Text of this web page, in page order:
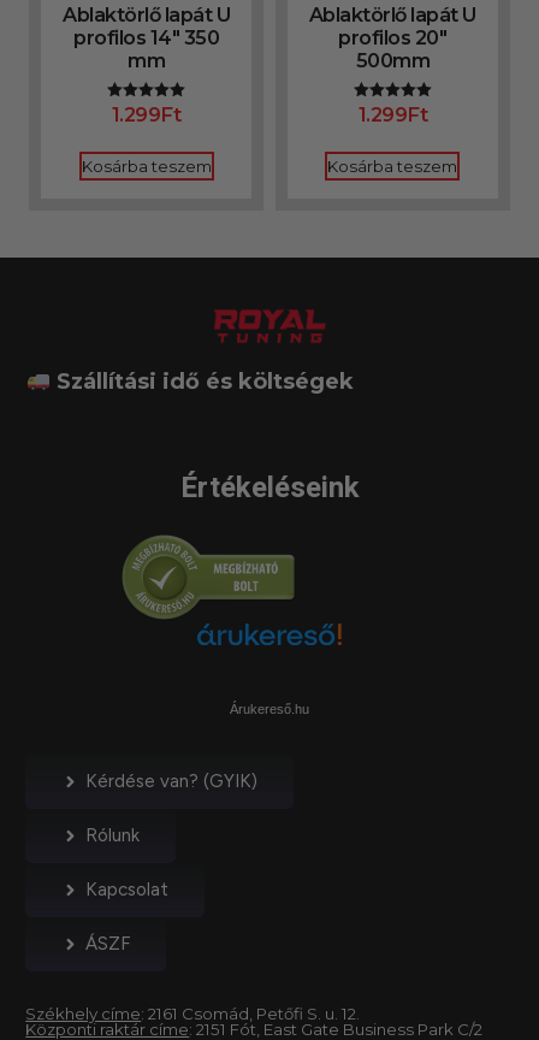
Ablaktörlő lapát U
profilos 14″ 350
mm
Értékelés:
5.00
1.299Ft
Kosárba teszem
Ablaktörlő lapát U
profilos 20″
500mm
Értékelés:
5.00
1.299Ft
Kosárba teszem
Szállítási idő és költségek
Értékeléseink
Árukereső.hu
Kérdése van? (GYIK)
Rólunk
Kapcsolat
ÁSZF
Székhely címe: 2161 Csomád, Petőfi S. u. 12.
Központi raktár címe: 2151 Fót, East Gate Business Park C/2